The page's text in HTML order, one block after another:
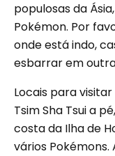
populosas da
Pokémon. Por
onde está indo,
esbarrar em
Locais para
Tsim Sha Tsui a
costa da Ilha de
vários